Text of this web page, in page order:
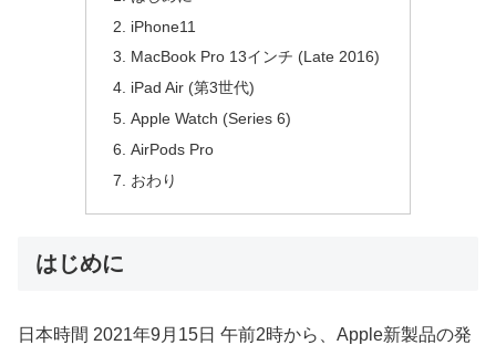
iPhone11
MacBook Pro 13インチ (Late 2016)
iPad Air (第3世代)
Apple Watch (Series 6)
AirPods Pro
おわり
はじめに
日本時間 2021年9月15日 午前2時から、Apple新製品の発